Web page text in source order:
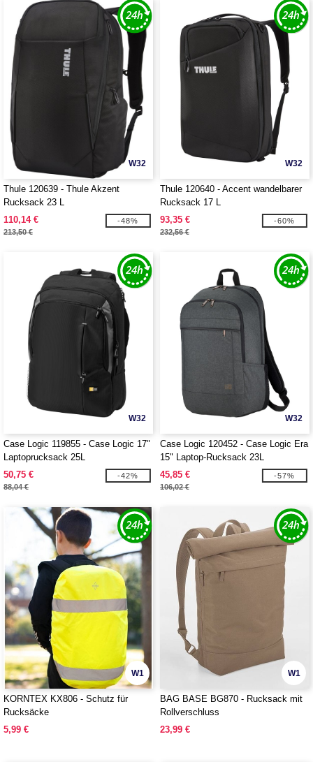
W32
Thule 120639 - Thule Akzent
Rucksack 23 L
110,14 €
213,50 €
-48%
W32
Thule 120640 - Accent wandelbarer
Rucksack 17 L
93,35 €
232,56 €
-60%
W32
Case Logic 119855 - Case Logic 17"
Laptoprucksack 25L
50,75 €
88,04 €
-42%
W32
Case Logic 120452 - Case Logic Era
15" Laptop-Rucksack 23L
45,85 €
106,02 €
-57%
W1
KORNTEX KX806 - Schutz für
Rucksäcke
5,99 €
W1
BAG BASE BG870 - Rucksack mit
Rollverschluss
23,99 €